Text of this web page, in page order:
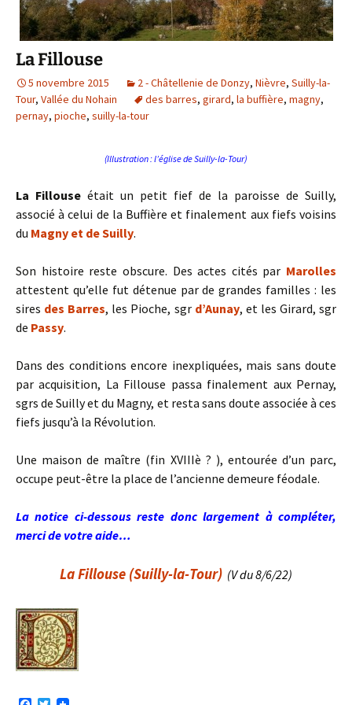
La Fillouse
5 novembre 2015 2 - Châtellenie de Donzy, Nièvre, Suilly-la-
Tour, Vallée du Nohain des barres, girard, la buffière, magny,
pernay, pioche, suilly-la-tour
(Illustration : l’église de Suilly-la-Tour)
La Fillouse était un petit fief de la paroisse de Suilly,
associé à celui de la Buffière et finalement aux fiefs voisins
du Magny et de Suilly.
Son histoire reste obscure. Des actes cités par Marolles
attestent qu’elle fut détenue par de grandes familles : les
sires des Barres, les Pioche, sgr d’Aunay, et les Girard, sgr
de Passy.
Dans des conditions encore inexpliquées, mais sans doute
par acquisition, La Fillouse passa finalement aux Pernay,
sgrs de Suilly et du Magny, et resta sans doute associée à ces
fiefs jusqu’à la Révolution.
Une maison de maître (fin XVIIIè ? ), entourée d’un parc,
occupe peut-être la place de l’ancienne demeure féodale.
La notice ci-dessous reste donc largement à compléter,
merci de votre aide…
La Fillouse (Suilly-la-Tour) (V du 8/6/22)